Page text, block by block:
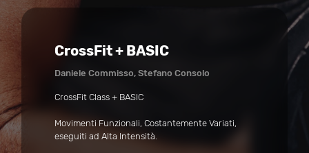
CrossFit + BASIC
Daniele Commisso, Stefano Consolo
CrossFit Class + BASIC
Movimenti Funzionali, Costantemente Variati,
eseguiti ad Alta Intensità.